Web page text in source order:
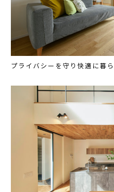
プライバシーを守り快適に暮